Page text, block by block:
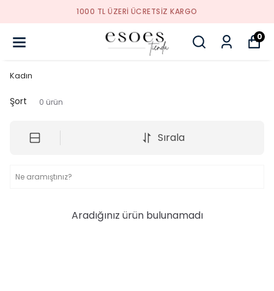
1000 TL ÜZERI ÜCRETSIZ KARGO
0
Kadın
Şort 0 ürün
Sırala
Aradığınız ürün bulunamadı